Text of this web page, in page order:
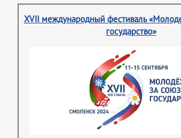
XVII международный фестиваль
государство»